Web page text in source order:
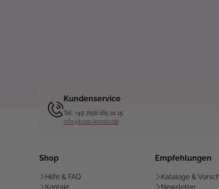
Kundenservice
Tel.: +49 7156 165 01 15
info@topp-kreativ.de
Shop
Hilfe & FAQ
Kontakt
Empfehlungen
Kataloge &
Newsletter